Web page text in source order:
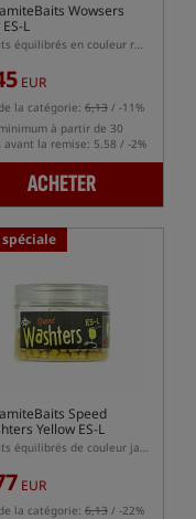
Wowsers
L
Appâts équilibrés en couleur rose
EUR
la catégorie: 6,13 / -11%
à partir de 30
avant la remise: 5.58 / -2%
ACHETER
Speed
Yellow ES-L
Appâts équilibrés de couleur jaune délavée
EUR
la catégorie: 6,13 / -22%